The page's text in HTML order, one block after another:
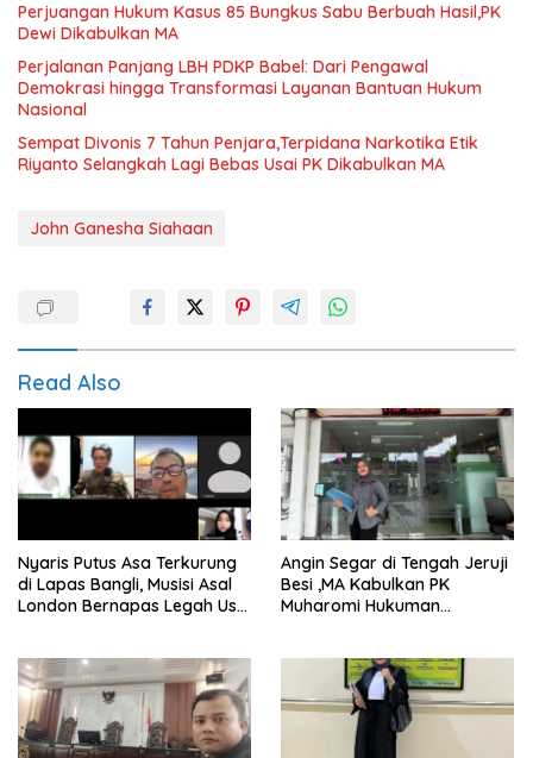
Perjuangan Hukum Kasus 85 Bungkus Sabu Berbuah Hasil,PK
Dewi Dikabulkan MA
Perjalanan Panjang LBH PDKP Babel: Dari Pengawal
Demokrasi hingga Transformasi Layanan Bantuan Hukum
Nasional
Sempat Divonis 7 Tahun Penjara,Terpidana Narkotika Etik
Riyanto Selangkah Lagi Bebas Usai PK Dikabulkan MA
John Ganesha Siahaan
Read Also
Nyaris Putus Asa Terkurung
di Lapas Bangli, Musisi Asal
London Bernapas Legah Usai
Angin Segar di Tengah Jeruji
Besi ,MA Kabulkan PK
Muharomi Hukuman